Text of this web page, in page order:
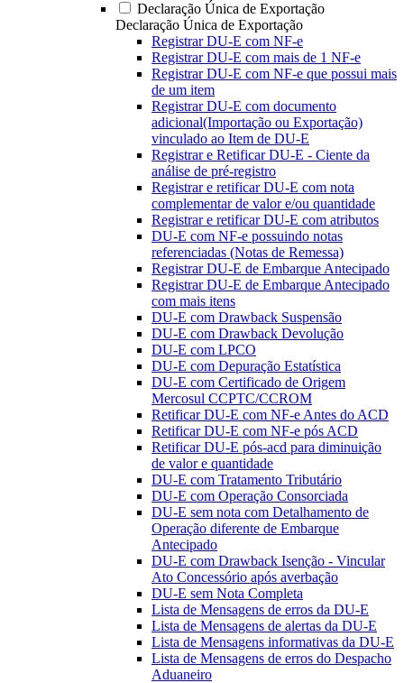
Declaração Única de Exportação
Declaração Única de Exportação
Registrar DU-E com NF-e
Registrar DU-E com mais de 1 NF-e
Registrar DU-E com NF-e que possui mais
de um item
Registrar DU-E com documento
adicional(Importação ou Exportação)
vinculado ao Item de DU-E
Registrar e Retificar DU-E - Ciente da
análise de pré-registro
Registrar e retificar DU-E com nota
complementar de valor e/ou quantidade
Registrar e retificar DU-E com atributos
DU-E com NF-e possuindo notas
referenciadas (Notas de Remessa)
Registrar DU-E de Embarque Antecipado
Registrar DU-E de Embarque Antecipado
com mais itens
DU-E com Drawback Suspensão
DU-E com Drawback Devolução
DU-E com LPCO
DU-E com Depuração Estatística
DU-E com Certificado de Origem
Mercosul CCPTC/CCROM
Retificar DU-E com NF-e Antes do ACD
Retificar DU-E com NF-e pós ACD
Retificar DU-E pós-acd para diminuição
de valor e quantidade
DU-E com Tratamento Tributário
DU-E com Operação Consorciada
DU-E sem nota com Detalhamento de
Operação diferente de Embarque
Antecipado
DU-E com Drawback Isenção - Vincular
Ato Concessório após averbação
DU-E sem Nota Completa
Lista de Mensagens de erros da DU-E
Lista de Mensagens de alertas da DU-E
Lista de Mensagens informativas da DU-E
Lista de Mensagens de erros do Despacho
Aduaneiro